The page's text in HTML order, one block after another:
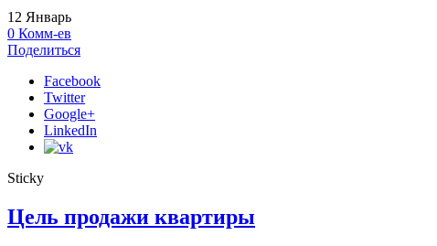
12 Январь
0 Комм-ев
Поделиться
Facebook
Twitter
Google+
LinkedIn
Sticky
Цель продажи квартиры